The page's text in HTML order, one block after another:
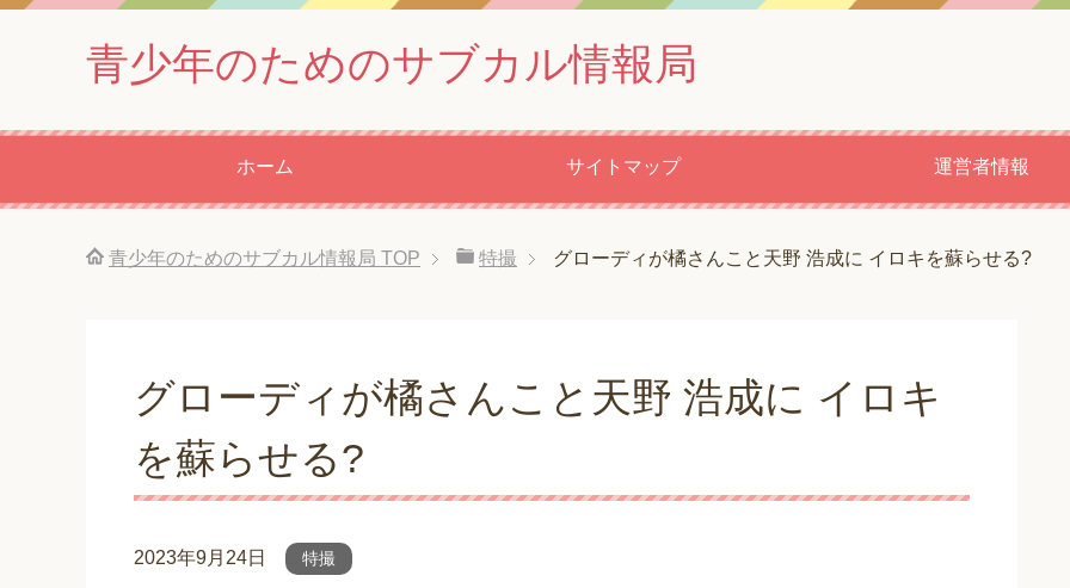
青少年のためのサブカル情報局
ホーム サイトマップ 運営者情報
青少年のためのサブカル情報局 TOP 特撮 グローディが橘さんこと天野 浩成に イロキを蘇らせる?
グローディが橘さんこと天野 浩成に イロキ
を蘇らせる?
2023年9月24日 特撮